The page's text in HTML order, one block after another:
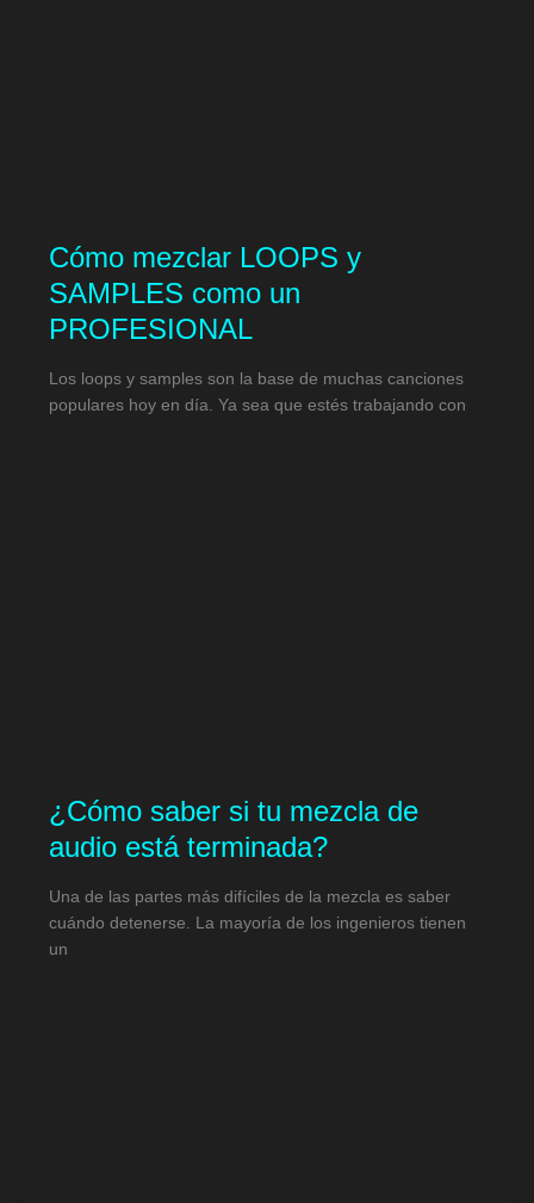
Cómo mezclar LOOPS y
SAMPLES como un
PROFESIONAL
Los loops y samples son la base de muchas canciones
populares hoy en día. Ya sea que estés trabajando con
¿Cómo saber si tu mezcla de
audio está terminada?
Una de las partes más difíciles de la mezcla es saber
cuándo detenerse. La mayoría de los ingenieros tienen
un